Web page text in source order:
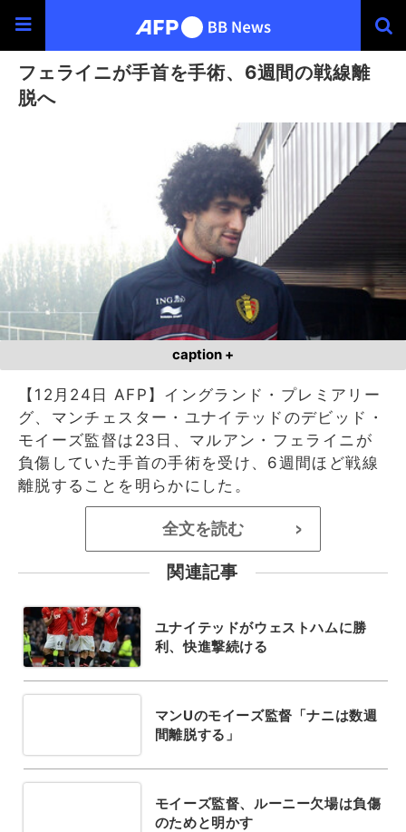
フェライニが手首を手術、6週間の戦線離
脱へ
caption +
【12月24日 AFP】イングランド・プレミアリー
グ、マンチェスター・ユナイテッドのデビッド・
モイーズ監督は23日、マルアン・フェライニが
負傷していた手首の手術を受け、6週間ほど戦線
離脱することを明らかにした。
全文を読む >
関連記事
ユナイテッドがウェストハムに勝
利、快進撃続ける
マンUのモイーズ監督「ナニは数週
間離脱する」
モイーズ監督、ルーニー欠場は負傷
のためと明かす